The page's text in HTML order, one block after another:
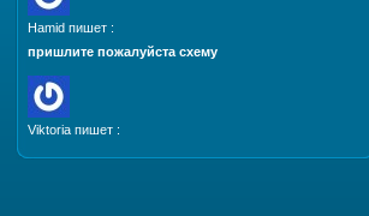
Hamid пишет :
пришлите пожалуйста схему
Viktoria пишет :
Добрый день. Пришлите, пожалуйста мастер класс